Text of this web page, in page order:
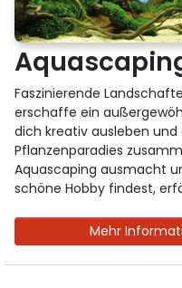
Faszinierende
erschaffe ein
dich kreativ ausleben und
Pflanzenparadies
Aquascaping ausmacht
schöne Hobby findest,
Mehr